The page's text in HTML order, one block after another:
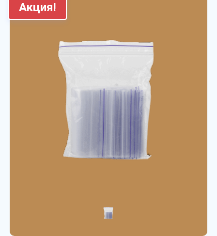
Акция!